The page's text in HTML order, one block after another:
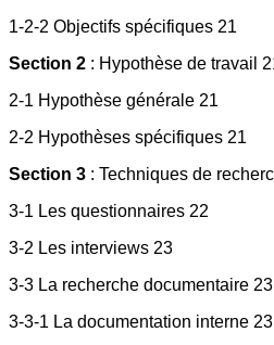
1-2-2 Objectifs spécifiques 21
Section 2 : Hypothèse de travail
2-1 Hypothèse générale 21
2-2 Hypothèses spécifiques 21
Section 3 : Techniques de
3-1 Les questionnaires 22
3-2 Les interviews 23
3-3 La recherche documentaire 23
3-3-1 La documentation interne 23